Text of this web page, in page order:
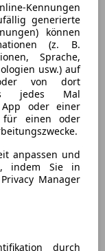
Kennungen
generierte
können
(z. B.
Sprache,
usw.) auf
von dort
jedes Mal
oder einer
für einen oder
anpassen und
indem Sie in
Manager
durch